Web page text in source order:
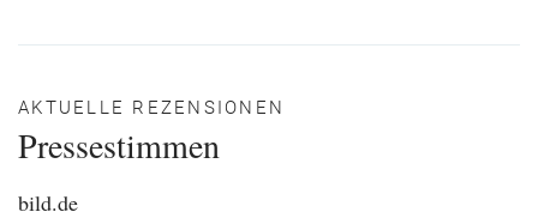
AKTUELLE REZENSIONEN
Pressestimmen
bild.de